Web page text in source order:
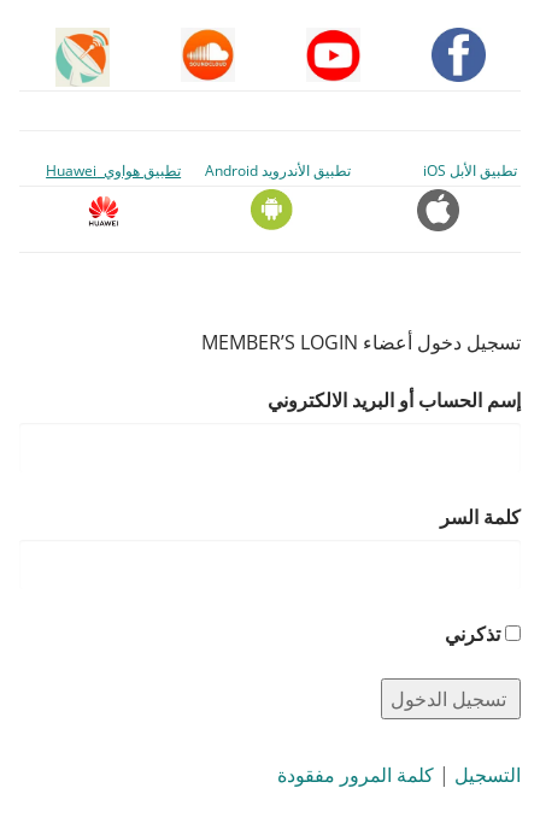
تطبيق الأبل iOS تطبيق الأندرويد Android تطبيق هواوي Huawei
تسجيل دخول أعضاء MEMBER’S LOGIN
إسم الحساب أو البريد الالكتروني
كلمة السر
تذكرني
التسجيل | كلمة المرور مفقودة